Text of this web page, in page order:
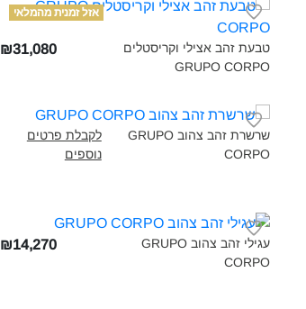
אזל זמנית מהמלאי
טבעת זהב אצילי וקריסטלים
GRUPO CORPO‎
₪31,080
שרשרת זהב צהוב GRUPO
CORPO‎
לקבלת פרטים
נוספים
עגילי זהב צהוב GRUPO
CORPO‎
₪14,270